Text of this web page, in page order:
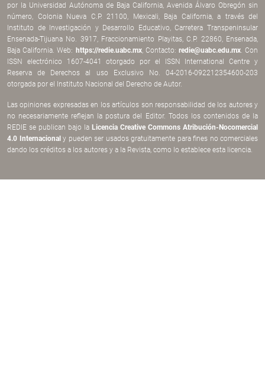
por la Universidad Autónoma de Baja California, Avenida Álvaro Obregón sin
número, Colonia Nueva C.P. 21100, Mexicali, Baja California, a través del
Instituto de Investigación y Desarrollo Educativo, Carretera Transpeninsular
Ensenada-Tijuana No. 3917, Fraccionamiento Playitas, C.P. 22860, Ensenada,
Baja California. Web: https://redie.uabc.mx, Contacto: redie@uabc.edu.mx. Con
ISSN electrónico 1607-4041 otorgado por el ISSN International Centre y
Reserva de Derechos al uso Exclusivo No. 04-2016-092212354600-203
otorgada por el Instituto Nacional del Derecho de Autor.
Las opiniones expresadas en los artículos son responsabilidad de los autores y
no necesariamente reflejan la postura del Editor. Todos los contenidos de la
REDIE se publican bajo la Licencia Creative Commons Atribución-Nocomercial
4.0 Internacionaly pueden ser usados gratuitamente para fines no comerciales
dando los créditos a los autores y a la Revista, como lo establece esta licencia.